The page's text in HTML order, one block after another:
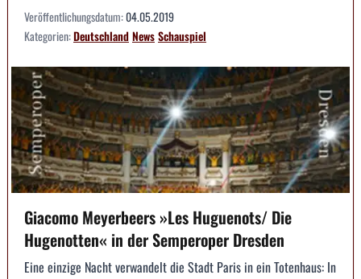
Veröffentlichungsdatum:04.05.2019
Kategorien:DeutschlandNewsSchauspiel
Giacomo Meyerbeers »Les Huguenots/ Die
Hugenotten« in der Semperoper Dresden
Eine einzige Nacht verwandelt die Stadt Paris in ein Totenhaus: In